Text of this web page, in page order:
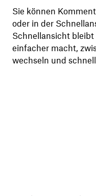
Sie können
oder in der
Schnellansicht bleibt
einfacher macht,
wechseln und